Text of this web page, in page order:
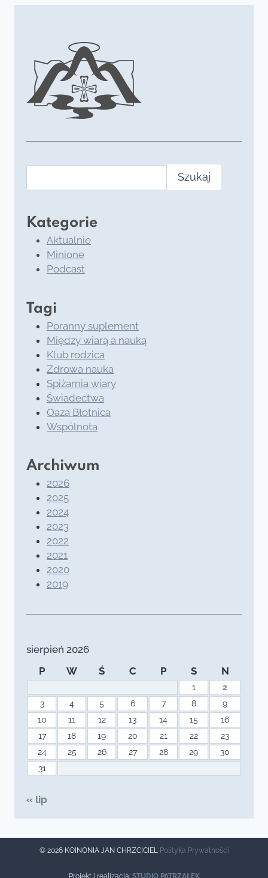
Szukaj
Kategorie
Aktualnie
Minione
Podcast
Tagi
Poranny suplement
Między wiarą a nauką
Klub rodzica
Zdrowa nauka
Spiżarnia wiary
Świadectwa
Oaza Błotnica
Wspólnota
Archiwum
2026
2025
2024
2023
2022
2021
2020
2019
sierpień 2026
P
W Ś C P S N
1
2
3
4 5 6 7 8
9
10
11 12 13 14 15
16
17
18 19 20 21 22
23
24
25 26 27 28 29
30
31
« lip
© 2026 KOINONIA JAN CHRZCICIEL Polityka Prywatności